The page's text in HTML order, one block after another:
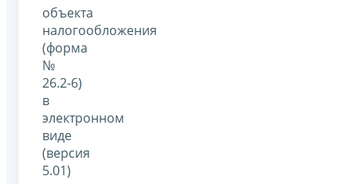
объекта
налогообложения
(форма
№
26.2-6)
в
электронном
виде
(версия
5.01)